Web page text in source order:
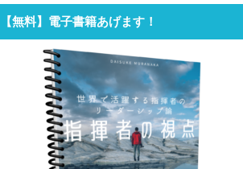
【無料】電子書籍あげます！